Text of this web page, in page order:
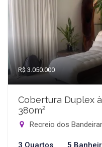
R$ 3.050.000
Cobertura Duplex
380m²
Recreio dos
3 Quartos 5